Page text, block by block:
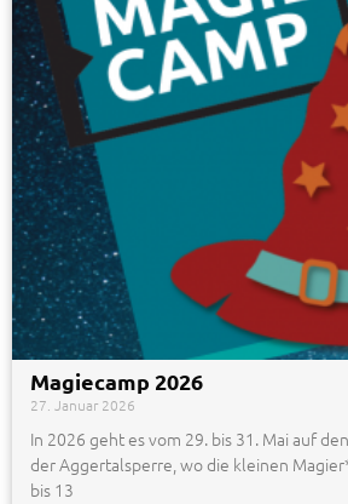
Magiecamp 2026
27. Januar 2026
In 2026 geht es vom 29. bis 31. Mai auf
der Aggertalsperre, wo die kleinen
bis 13